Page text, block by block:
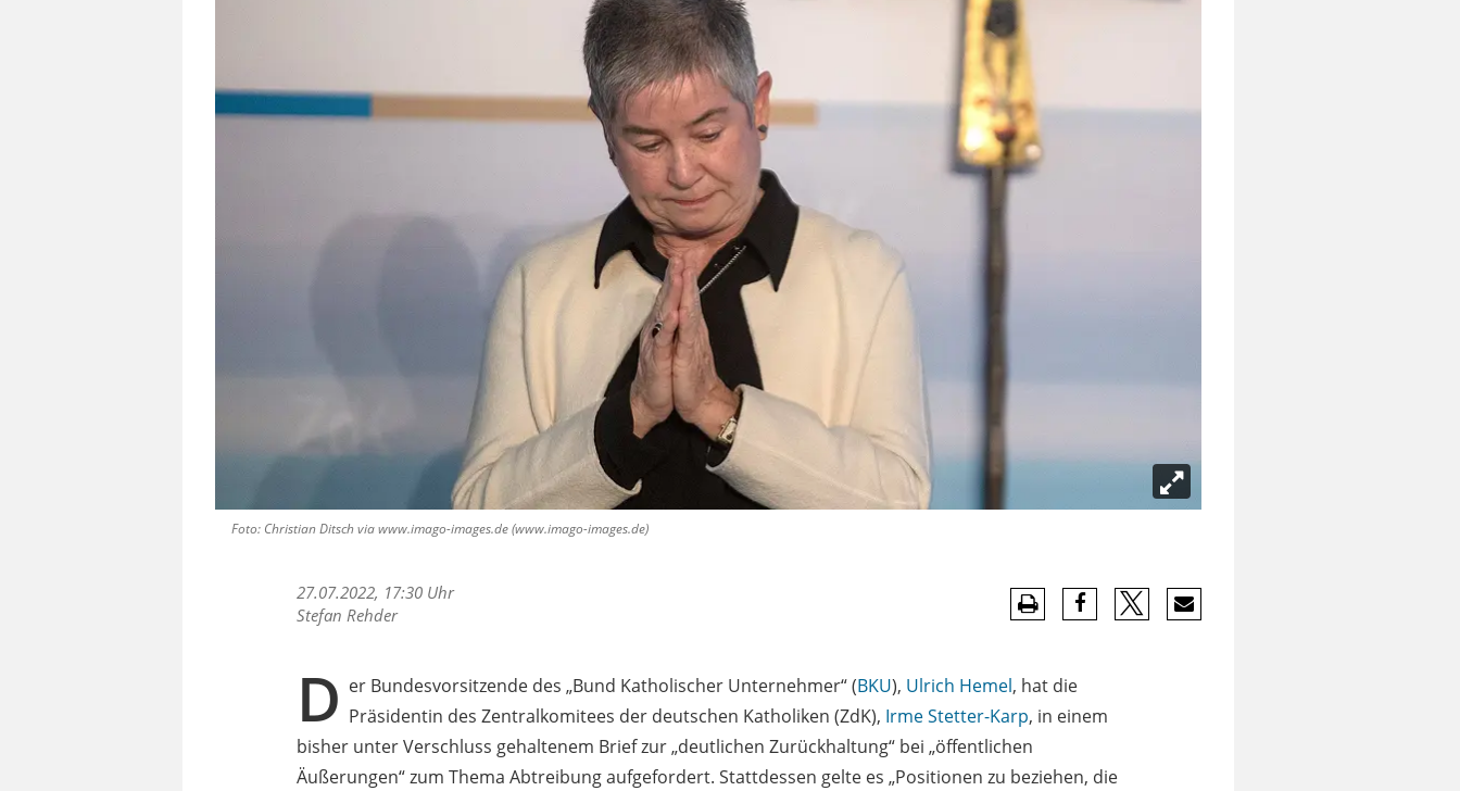
Foto: Christian Ditsch via www.imago-images.de (www.imago-images.de)
27.07.2022, 17:30 Uhr
Stefan Rehder
D er Bundesvorsitzende des „Bund Katholischer Unternehmer“ (BKU), Ulrich Hemel, hat die
Präsidentin des Zentralkomitees der deutschen Katholiken (ZdK), Irme Stetter-Karp, in einem
bisher unter Verschluss gehaltenem Brief zur „deutlichen Zurückhaltung“ bei „öffentlichen
Äußerungen“ zum Thema Abtreibung aufgefordert. Stattdessen gelte es „Positionen zu beziehen, die